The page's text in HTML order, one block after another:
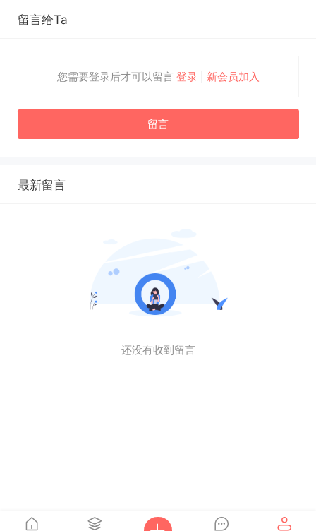
留言给Ta
您需要登录后才可以留言 登录| 新会员加入
留言
最新留言
还没有收到留言